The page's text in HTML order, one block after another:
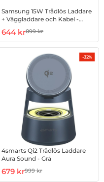
Samsung 15W Trådlös Laddare
+ Väggladdare och Kabel -
Art. nr 1002956723
rea pris
644 krtidigare pris
899 kr
-32%
4smarts Qi2 Trådlös Laddare
Aura Sound - Grå
Art. nr 1003274287
rea pris
679 krtidigare pris
999 kr